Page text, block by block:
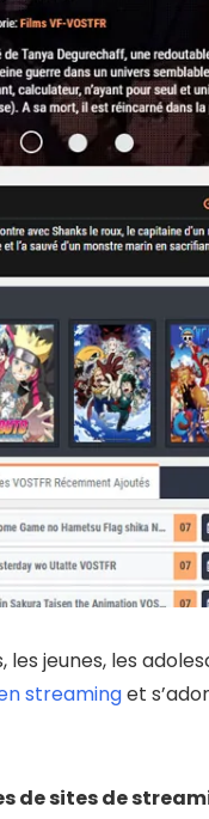
les jeunes, les
streaminget
de sites de